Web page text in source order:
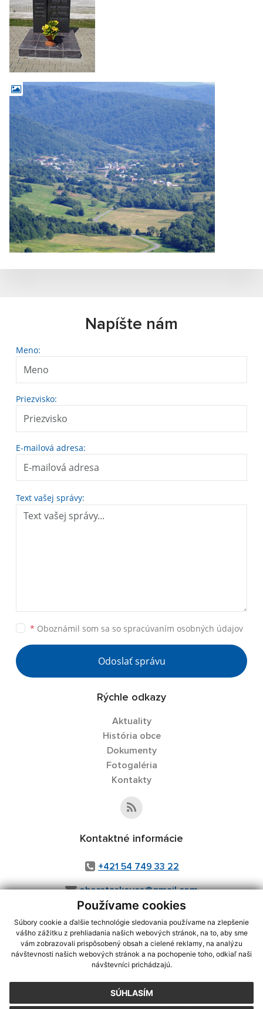
Používame cookies
Súbory cookie a ďalšie technológie sledovania používame na zlepšenie
vášho zážitku z prehliadania našich webových stránok, na to, aby sme
vám zobrazovali prispôsobený obsah a cielené reklamy, na analýzu
návštevnosti našich webových stránok a na pochopenie toho, odkiaľ naši
návštevníci prichádzajú.
SÚHLASÍM
Napíšte nám
Meno:
Priezvisko:
E-mailová adresa:
Text vašej správy:
* Oboznámil som sa so spracúvaním osobných údajov
Odoslať správu
Rýchle odkazy
Aktuality
História obce
Dokumenty
Fotogaléria
Kontakty
Kontaktné informácie
+421 54 749 33 22
obecstaskovce@gmail.com
využite možnosť získavania aktuálnych informácií s využitím RSS
CMS systém (redakčný) systém ECHELON 2,Mapa stránok,web portál
webex.digital, s.r.o.,domény,registrácia domény
Posledná aktualizácia:30.07.2026